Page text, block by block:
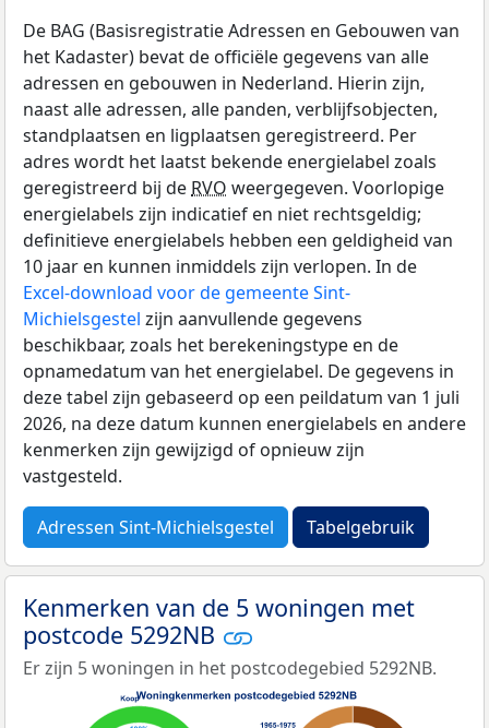
De BAG (Basisregistratie Adressen en Gebouwen van
het Kadaster) bevat de officiële gegevens van alle
adressen en gebouwen in Nederland. Hierin zijn,
naast alle adressen, alle panden, verblijfsobjecten,
standplaatsen en ligplaatsen geregistreerd. Per
adres wordt het laatst bekende energielabel zoals
geregistreerd bij de RVO weergegeven. Voorlopige
energielabels zijn indicatief en niet rechtsgeldig;
definitieve energielabels hebben een geldigheid van
10 jaar en kunnen inmiddels zijn verlopen. In de
Excel-download voor de gemeente Sint-
Michielsgestel zijn aanvullende gegevens
beschikbaar, zoals het berekeningstype en de
opnamedatum van het energielabel. De gegevens in
deze tabel zijn gebaseerd op een peildatum van 1 juli
2026, na deze datum kunnen energielabels en andere
kenmerken zijn gewijzigd of opnieuw zijn
vastgesteld.
Adressen Sint-Michielsgestel Tabelgebruik
Kenmerken van de 5 woningen met
postcode 5292NB
Er zijn 5 woningen in het postcodegebied 5292NB.